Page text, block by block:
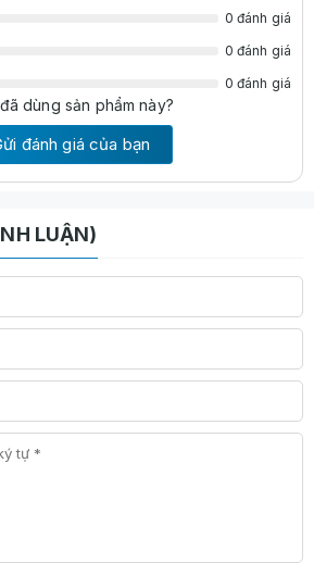
đồ trang trí, mũ bảo hiểm.
0 đánh giá
0 đánh giá
0 đánh giá
dùng sản phẩm này?
đánh giá của bạn
LUẬN)